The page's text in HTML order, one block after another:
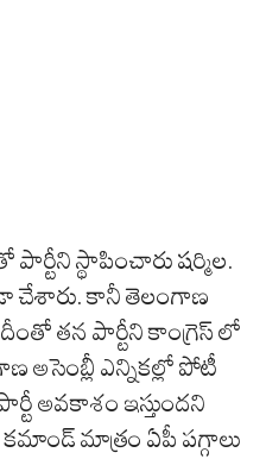
స్థాపించారు షర్మిల.
కానీ తెలంగాణ
దీంతో తన పార్టీని కాంగ్రెస్ లో
అసెంబ్లీ ఎన్నికల్లో పోటీ
అవకాశం ఇస్తుందని
మాత్రం ఏపీ పగ్గాలు